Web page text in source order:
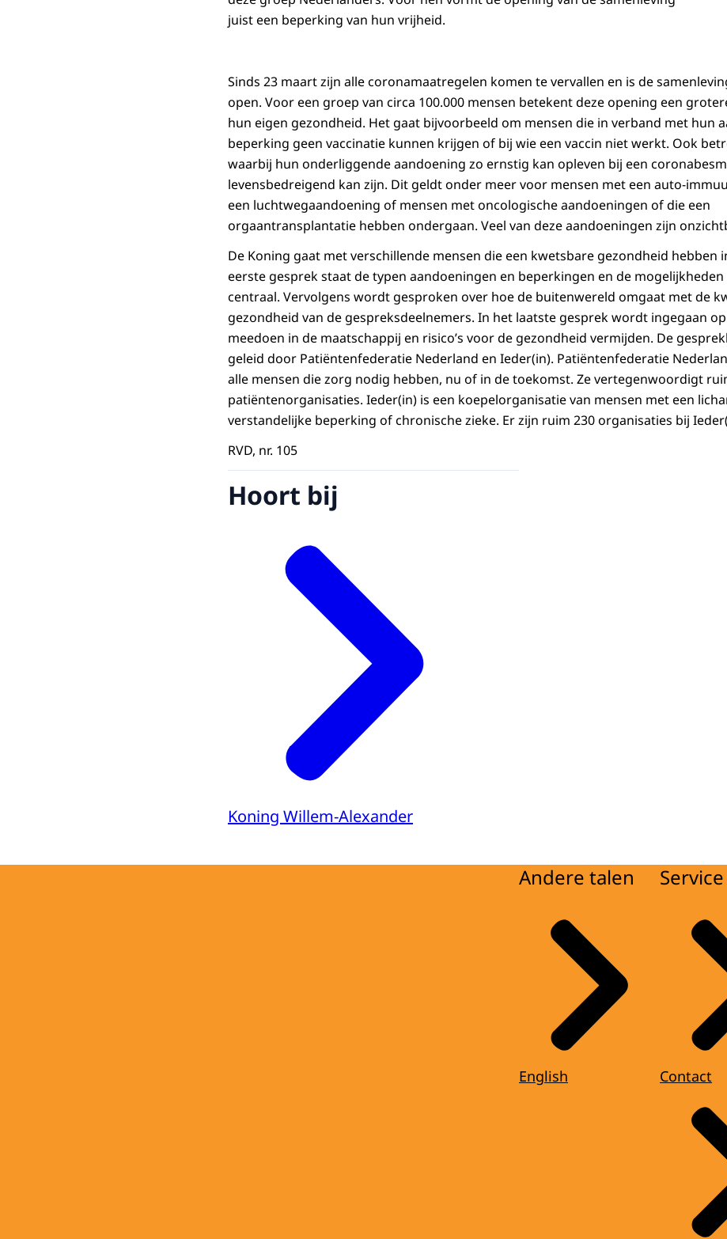
juist een beperking van hun vrijheid.
Sinds 23 maart zijn alle coronamaatregelen komen te vervallen en is de
open. Voor een groep van circa 100.000 mensen betekent deze opening een
hun eigen gezondheid. Het gaat bijvoorbeeld om mensen die in verband met hun
beperking geen vaccinatie kunnen krijgen of bij wie een vaccin niet werkt. Ook
waarbij hun onderliggende aandoening zo ernstig kan opleven bij een
levensbedreigend kan zijn. Dit geldt onder meer voor mensen met een auto-
een luchtwegaandoening of mensen met oncologische aandoeningen of die een
orgaantransplantatie hebben ondergaan. Veel van deze aandoeningen zijn
De Koning gaat met verschillende mensen die een kwetsbare gezondheid hebben
eerste gesprek staat de typen aandoeningen en beperkingen en de
centraal. Vervolgens wordt gesproken over hoe de buitenwereld omgaat met de
gezondheid van de gespreksdeelnemers. In het laatste gesprek wordt ingegaan
meedoen in de maatschappij en risico’s voor de gezondheid vermijden. De
geleid door Patiëntenfederatie Nederland en Ieder(in). Patiëntenfederatie
alle mensen die zorg nodig hebben, nu of in de toekomst. Ze vertegenwoordigt
patiëntenorganisaties. Ieder(in) is een koepelorganisatie van mensen met een
verstandelijke beperking of chronische zieke. Er zijn ruim 230 organisaties bij
RVD, nr. 105
Hoort bij
Koning Willem-Alexander
Andere talen
English
Service
Contact